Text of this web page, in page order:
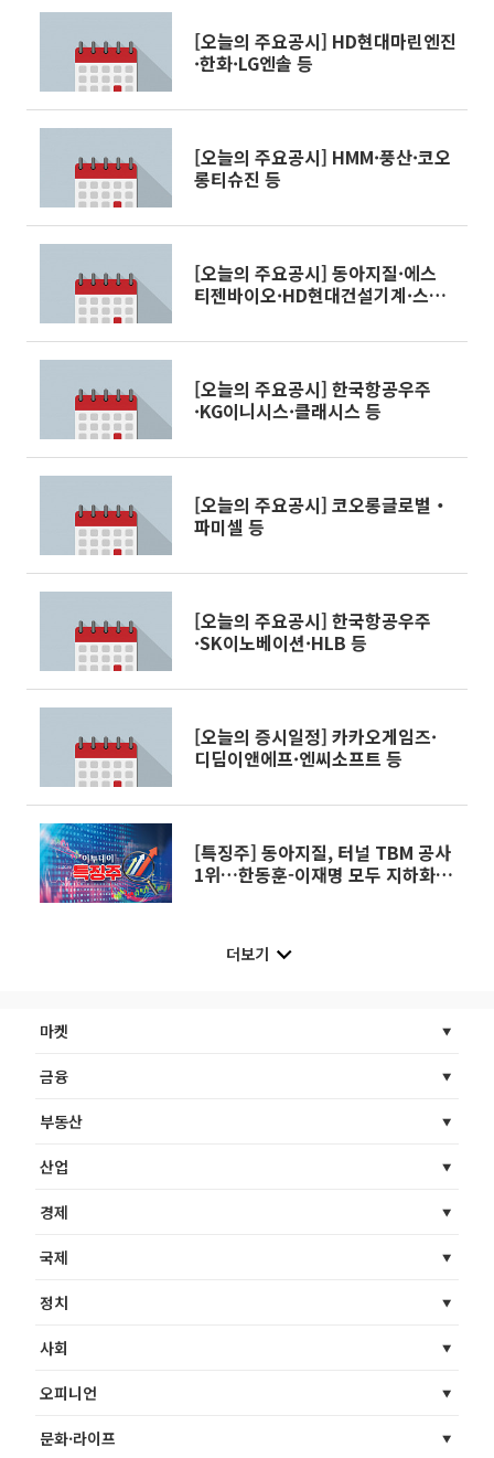
[오늘의 주요공시] HD현대마린엔진
·한화·LG엔솔 등
[오늘의 주요공시] HMM·풍산·코오
롱티슈진 등
[오늘의 주요공시] 동아지질·에스
티젠바이오·HD현대건설기계·스튜
[오늘의 주요공시] 한국항공우주
·KG이니시스·클래시스 등
[오늘의 주요공시] 코오롱글로벌‧
파미셀 등
[오늘의 주요공시] 한국항공우주
·SK이노베이션·HLB 등
[오늘의 증시일정] 카카오게임즈·
디딤이앤에프·엔씨소프트 등
[특징주] 동아지질, 터널 TBM 공사
1위…한동훈-이재명 모두 지하화 공
더보기
마켓
금융
부동산
산업
경제
국제
정치
사회
오피니언
문화·라이프